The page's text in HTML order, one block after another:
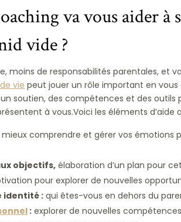
va vous aider à
vide ?
moins de responsabilités parentales, et
vie peut jouer un rôle important en vous
soutien, des compétences et des outils
à vous.Voici les éléments d’aide
mieux comprendre et gérer vos émotions
objectifs,élaboration d’un plan pour
pour explorer de nouvelles
identité : qui êtes-vous en dehors du
: explorer de nouvelles